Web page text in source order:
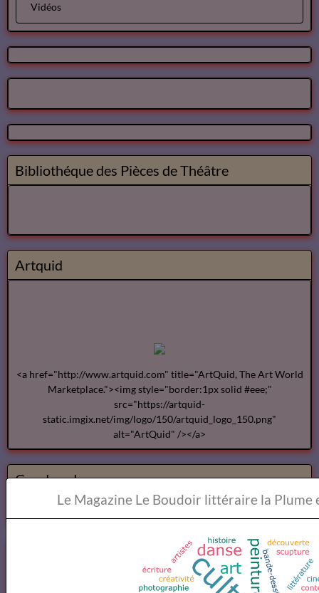
Vidéos
Bibliothéque des Pièces de Théâtre
Artquid
<a href="http://www.artquid.com" title="ArtQuid, The Art World
Marketplace."><img style="border:1px solid #eee;"
src="https://artquid-
static.imgix.net/img/logo/150/artquid_logo_150.png"
alt="ArtQuid" /></a>
Goodreads
Annuaires des Cours et ateliers d'ecriture Paris
Le Magazine Le